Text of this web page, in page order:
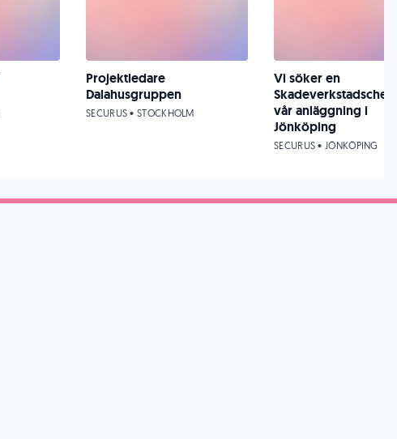
Projektledare
Dalahusgruppen
SECURUS • STOCKHOLM
Vi söker en
Skadeverkstadschef
vår anläggning i
Jönköping
SECURUS • JÖNKÖPING